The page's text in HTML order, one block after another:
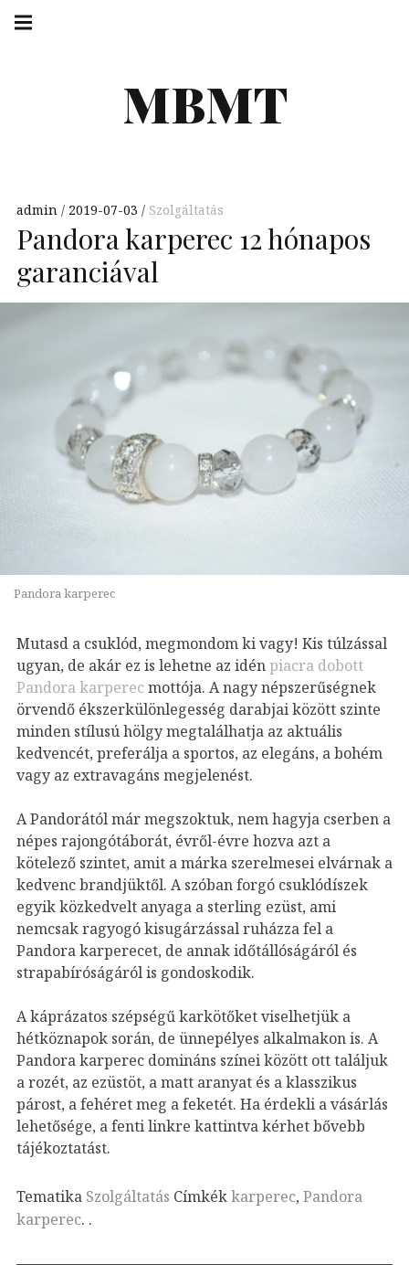
Skip
MBMT
navigation
admin 2019-07-03 Szolgáltatás
Pandora karperec 12 hónapos
garanciával
Pandora karperec
Mutasd a csuklód, megmondom ki vagy! Kis túlzással
ugyan, de akár ez is lehetne az idén piacra dobott
Pandora karperecmottója. A nagy népszerűségnek
örvendő ékszerkülönlegesség darabjai között szinte
minden stílusú hölgy megtalálhatja az aktuális
kedvencét, preferálja a sportos, az elegáns, a bohém
vagy az extravagáns megjelenést.
A Pandorától már megszoktuk, nem hagyja cserben a
népes rajongótáborát, évről-évre hozva azt a
kötelező szintet, amit a márka szerelmesei elvárnak a
kedvenc brandjüktől. A szóban forgó csuklódíszek
egyik közkedvelt anyaga a sterling ezüst, ami
nemcsak ragyogó kisugárzással ruházza fel a
Pandora karperecet, de annak időtállóságáról és
strapabíróságáról is gondoskodik.
A káprázatos szépségű karkötőket viselhetjük a
hétköznapok során, de ünnepélyes alkalmakon is. A
Pandora karperec domináns színei között ott találjuk
a rozét, az ezüstöt, a matt aranyat és a klasszikus
párost, a fehéret meg a feketét. Ha érdekli a vásárlás
lehetősége, a fenti linkre kattintva kérhet bővebb
tájékoztatást.
Tematika Szolgáltatás Címkékkarperec, Pandora
karperec. .